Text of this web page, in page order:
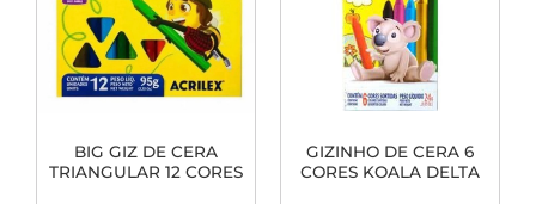
BIG GIZ DE CERA
TRIANGULAR 12 CORES
GIZINHO DE CERA 6
CORES KOALA DELTA